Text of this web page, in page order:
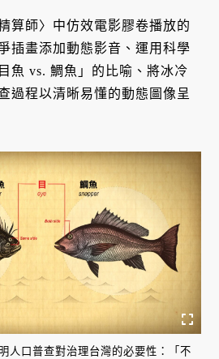
算師〉中仿效電影膠卷播放的
插畫添加動態影音、運用科學
魚 vs. 鯛魚」的比喻、將冰冷
過程以清晰易懂的動態圖像呈
人口普查對治理台灣的必要性：「不